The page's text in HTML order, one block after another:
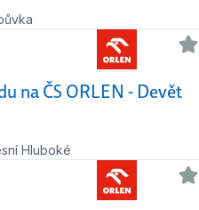
na ČS ORLEN - Devět
Hluboké